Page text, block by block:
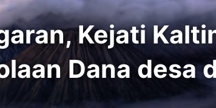
Kejati
Dana desa